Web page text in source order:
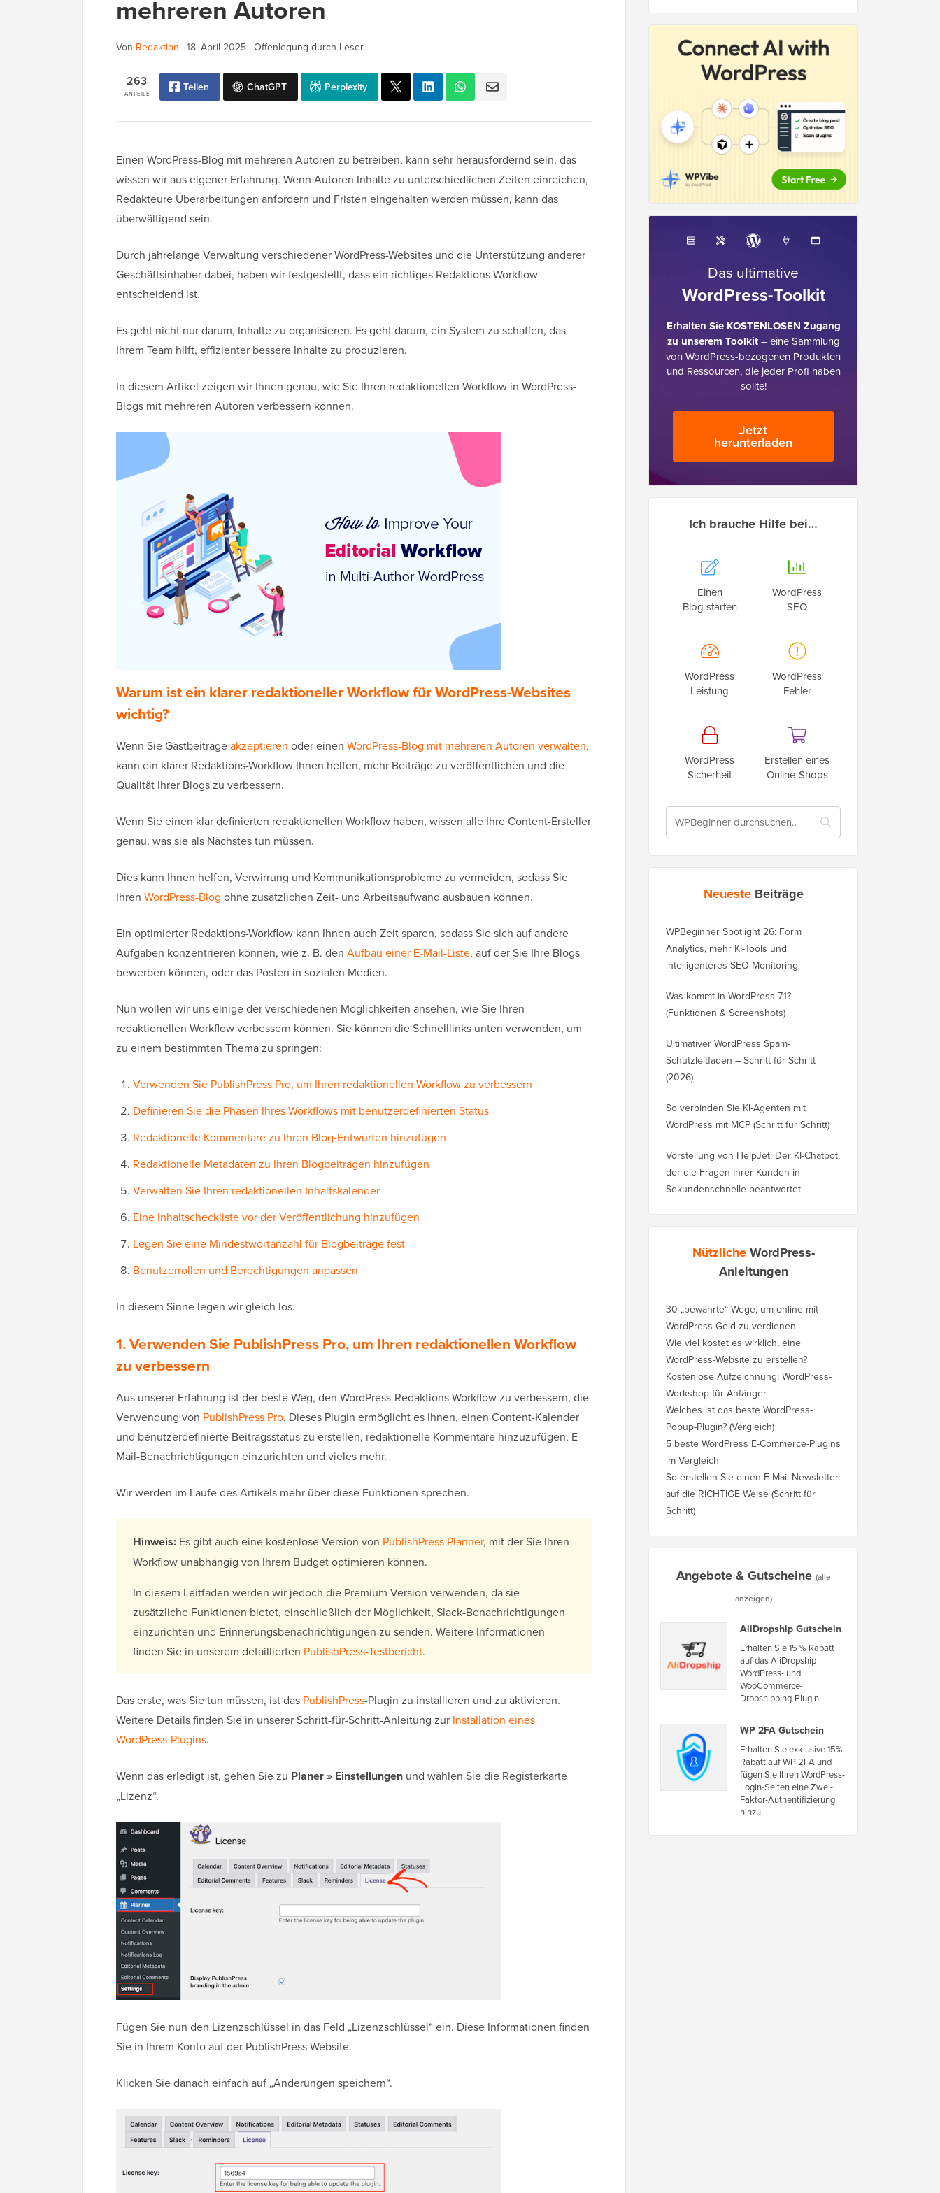
mehreren Autoren
Von Redaktion | 18. April 2025 | Offenlegung durch Leser
ANTEILE
263 Teilen ChatGPT Perplexity
Einen WordPress-Blog mit mehreren Autoren zu betreiben, kann sehr herausfordernd sein, das
wissen wir aus eigener Erfahrung. Wenn Autoren Inhalte zu unterschiedlichen Zeiten einreichen,
Redakteure Überarbeitungen anfordern und Fristen eingehalten werden müssen, kann das
überwältigend sein.
Durch jahrelange Verwaltung verschiedener WordPress-Websites und die Unterstützung anderer
Geschäftsinhaber dabei, haben wir festgestellt, dass ein richtiges Redaktions-Workflow
entscheidend ist.
Es geht nicht nur darum, Inhalte zu organisieren. Es geht darum, ein System zu schaffen, das
Ihrem Team hilft, effizienter bessere Inhalte zu produzieren.
In diesem Artikel zeigen wir Ihnen genau, wie Sie Ihren redaktionellen Workflow in WordPress-
Blogs mit mehreren Autoren verbessern können.
Warum ist ein klarer redaktioneller Workflow für WordPress-Websites
wichtig?
Wenn Sie Gastbeiträgeakzeptieren oder einen WordPress-Blog mit mehreren Autoren verwalten,
kann ein klarer Redaktions-Workflow Ihnen helfen, mehr Beiträge zu veröffentlichen und die
Qualität Ihrer Blogs zu verbessern.
Wenn Sie einen klar definierten redaktionellen Workflow haben, wissen alle Ihre Content-Ersteller
genau, was sie als Nächstes tun müssen.
Dies kann Ihnen helfen, Verwirrung und Kommunikationsprobleme zu vermeiden, sodass Sie
Ihren WordPress-Blog ohne zusätzlichen Zeit- und Arbeitsaufwand ausbauen können.
Ein optimierter Redaktions-Workflow kann Ihnen auch Zeit sparen, sodass Sie sich auf andere
Aufgaben konzentrieren können, wie z. B. den Aufbau einer E-Mail-Liste, auf der Sie Ihre Blogs
bewerben können, oder das Posten in sozialen Medien.
Nun wollen wir uns einige der verschiedenen Möglichkeiten ansehen, wie Sie Ihren
redaktionellen Workflow verbessern können. Sie können die Schnelllinks unten verwenden, um
zu einem bestimmten Thema zu springen:
Verwenden Sie PublishPress Pro, um Ihren redaktionellen Workflow zu verbessern
Definieren Sie die Phasen Ihres Workflows mit benutzerdefinierten Status
Redaktionelle Kommentare zu Ihren Blog-Entwürfen hinzufügen
Redaktionelle Metadaten zu Ihren Blogbeiträgen hinzufügen
Verwalten Sie Ihren redaktionellen Inhaltskalender
Eine Inhaltscheckliste vor der Veröffentlichung hinzufügen
Legen Sie eine Mindestwortanzahl für Blogbeiträge fest
Benutzerrollen und Berechtigungen anpassen
In diesem Sinne legen wir gleich los.
1. Verwenden Sie PublishPress Pro, um Ihren redaktionellen Workflow
zu verbessern
Aus unserer Erfahrung ist der beste Weg, den WordPress-Redaktions-Workflow zu verbessern, die
Verwendung von PublishPress Pro. Dieses Plugin ermöglicht es Ihnen, einen Content-Kalender
und benutzerdefinierte Beitragsstatus zu erstellen, redaktionelle Kommentare hinzuzufügen, E-
Mail-Benachrichtigungen einzurichten und vieles mehr.
Wir werden im Laufe des Artikels mehr über diese Funktionen sprechen.
Hinweis: Es gibt auch eine kostenlose Version von PublishPress Planner, mit der Sie Ihren
Workflow unabhängig von Ihrem Budget optimieren können.
In diesem Leitfaden werden wir jedoch die Premium-Version verwenden, da sie
zusätzliche Funktionen bietet, einschließlich der Möglichkeit, Slack-Benachrichtigungen
einzurichten und Erinnerungsbenachrichtigungen zu senden. Weitere Informationen
finden Sie in unserem detaillierten PublishPress-Testbericht.
Das erste, was Sie tun müssen, ist das PublishPress-Plugin zu installieren und zu aktivieren.
Weitere Details finden Sie in unserer Schritt-für-Schritt-Anleitung zur Installation eines
WordPress-Plugins.
Wenn das erledigt ist, gehen Sie zu Planer» Einstellungen und wählen Sie die Registerkarte
„Lizenz“.
Fügen Sie nun den Lizenzschlüssel in das Feld „Lizenzschlüssel“ ein. Diese Informationen finden
Sie in Ihrem Konto auf der PublishPress-Website.
Klicken Sie danach einfach auf „Änderungen speichern“.
Das ultimative
WordPress-Toolkit
Erhalten Sie KOSTENLOSEN Zugang
zu unserem Toolkit– eine Sammlung
von WordPress-bezogenen Produkten
und Ressourcen, die jeder Profi haben
sollte!
Jetzt
herunterladen
Ich brauche Hilfe bei…
Einen
Blog starten
WordPress
SEO
WordPress
Leistung
WordPress
Fehler
WordPress
Sicherheit
Erstellen eines
Online-Shops
Neueste Beiträge
WPBeginner Spotlight 26: Form
Analytics, mehr KI-Tools und
intelligenteres SEO-Monitoring
Was kommt in WordPress 7.1?
(Funktionen & Screenshots)
Ultimativer WordPress Spam-
Schutzleitfaden – Schritt für Schritt
(2026)
So verbinden Sie KI-Agenten mit
WordPress mit MCP (Schritt für Schritt)
Vorstellung von HelpJet: Der KI-Chatbot,
der die Fragen Ihrer Kunden in
Sekundenschnelle beantwortet
NützlicheWordPress-
Anleitungen
30 „bewährte“ Wege, um online mit
WordPress Geld zu verdienen
Wie viel kostet es wirklich, eine
WordPress-Website zu erstellen?
Kostenlose Aufzeichnung: WordPress-
Workshop für Anfänger
Welches ist das beste WordPress-
Popup-Plugin? (Vergleich)
5 beste WordPress E-Commerce-Plugins
im Vergleich
So erstellen Sie einen E-Mail-Newsletter
auf die RICHTIGE Weise (Schritt für
Schritt)
Angebote & Gutscheine (alle
anzeigen)
AliDropship Gutschein
Erhalten Sie 15 % Rabatt
auf das AliDropship
WordPress- und
WooCommerce-
Dropshipping-Plugin.
WP 2FA Gutschein
Erhalten Sie exklusive 15%
Rabatt auf WP 2FA und
fügen Sie Ihren WordPress-
Login-Seiten eine Zwei-
Faktor-Authentifizierung
hinzu.